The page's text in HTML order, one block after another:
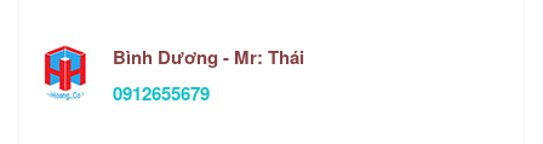
Bình Dương - Mr: Thái
0912655679